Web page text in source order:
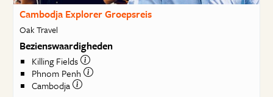
Cambodja Explorer Groepsreis
Oak Travel
Bezienswaardigheden
Killing Fields
Phnom Penh
Cambodja